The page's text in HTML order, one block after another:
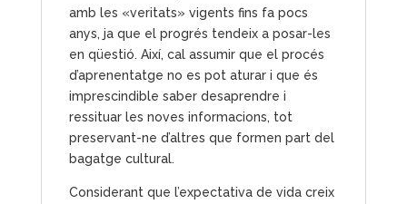
amb les «veritats» vigents fins fa pocs
anys, ja que el progrés tendeix a posar-les
en qüestió. Així, cal assumir que el procés
d’aprenentatge no es pot aturar i que és
imprescindible saber desaprendre i
ressituar les noves informacions, tot
preservant-ne d’altres que formen part del
bagatge cultural.
Considerant que l’expectativa de vida creix